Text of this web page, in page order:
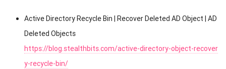
Active Directory Recycle Bin | Recover Deleted AD Object | AD
Deleted Objects
https://blog.stealthbits.com/active-directory-object-recover
y-recycle-bin/